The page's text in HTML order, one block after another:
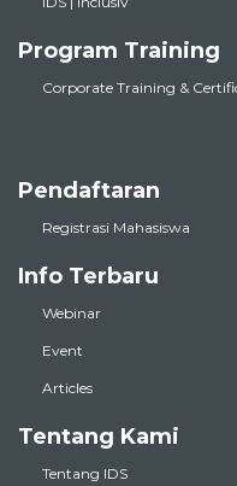
Program Training
Corporate Training &
Pendaftaran
Registrasi Mahasiswa
Info Terbaru
Webinar
Event
Articles
Tentang Kami
Tentang IDS